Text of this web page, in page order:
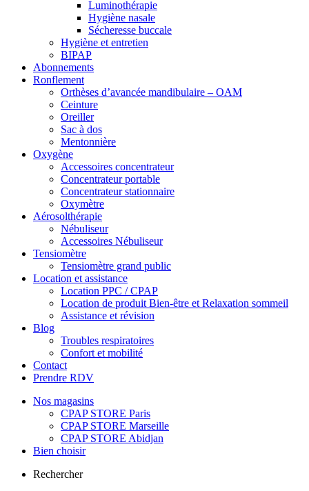
Luminothérapie
Hygiène nasale
Sécheresse buccale
Hygiène et entretien
BIPAP
Abonnements
Ronflement
Orthèses d’avancée mandibulaire – OAM
Ceinture
Oreiller
Sac à dos
Mentonnière
Oxygène
Accessoires concentrateur
Concentrateur portable
Concentrateur stationnaire
Oxymètre
Aérosolthérapie
Nébuliseur
Accessoires Nébuliseur
Tensiomètre
Tensiomètre grand public
Location et assistance
Location PPC / CPAP
Location de produit Bien-être et Relaxation sommeil
Assistance et révision
Blog
Troubles respiratoires
Confort et mobilité
Contact
Prendre RDV
Nos magasins
CPAP STORE Paris
CPAP STORE Marseille
CPAP STORE Abidjan
Bien choisir
Rechercher